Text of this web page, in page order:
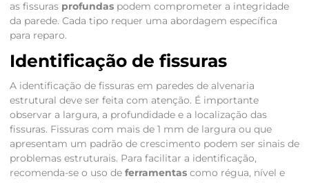
as fissuras profundaspodem comprometer a integridade
da parede. Cada tipo requer uma abordagem específica
para reparo.
Identificação de fissuras
A identificação de fissuras em paredes de alvenaria
estrutural deve ser feita com atenção. É importante
observar a largura, a profundidade e a localização das
fissuras. Fissuras com mais de 1 mm de largura ou que
apresentam um padrão de crescimento podem ser sinais de
problemas estruturais. Para facilitar a identificação,
recomenda-se o uso de ferramentascomo régua, nível e